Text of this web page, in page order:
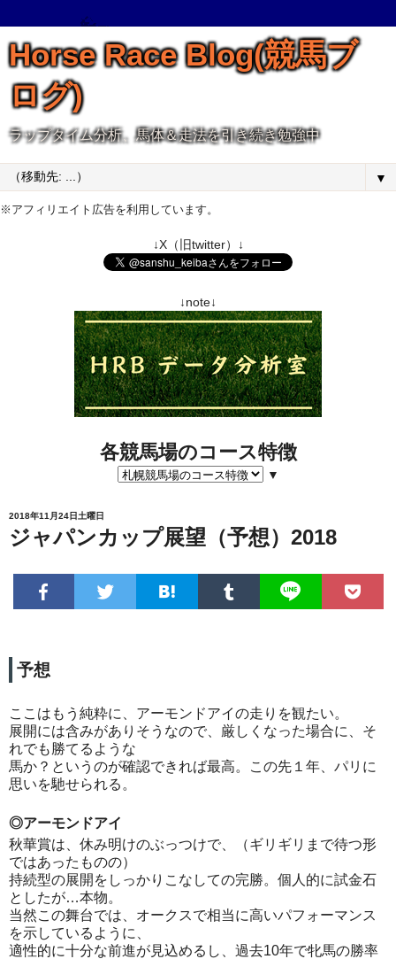
Horse Race Blog(競馬ブ
ログ)
ラップタイム分析、馬体＆走法を引き続き勉強中
▼
※アフィリエイト広告を利用しています。
↓X（旧twitter）↓
↓note↓
各競馬場のコース特徴
▼
2018年11月24日土曜日
ジャパンカップ展望（予想）2018
予想
ここはもう純粋に、アーモンドアイの走りを観たい。
展開には含みがありそうなので、厳しくなった場合に、そ
れでも勝てるような
馬か？というのが確認できれば最高。この先１年、パリに
思いを馳せられる。
◎アーモンドアイ
秋華賞は、休み明けのぶっつけで、（ギリギリまで待つ形
ではあったものの）
持続型の展開をしっかりこなしての完勝。個人的に試金石
としたが…本物。
当然この舞台では、オークスで相当に高いパフォーマンス
を示しているように、
適性的に十分な前進が見込めるし、過去10年で牝馬の勝率